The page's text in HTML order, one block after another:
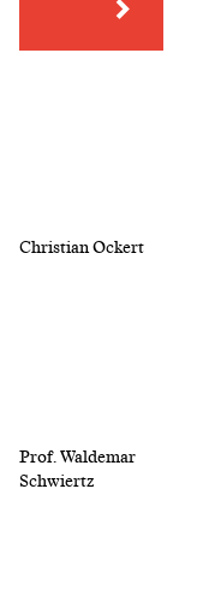
Christian Ockert
Prof. Waldemar
Schwiertz